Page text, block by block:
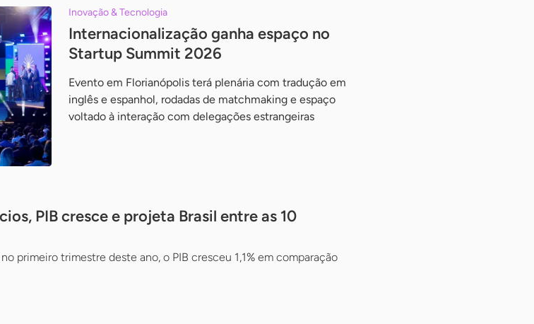
Inovação & Tecnologia
Internacionalização ganha espaço no
Startup Summit 2026
Evento em Florianópolis terá plenária com tradução em
inglês e espanhol, rodadas de matchmaking e espaço
voltado à interação com delegações estrangeiras
PIB cresce e projeta Brasil entre as 10
primeiro trimestre deste ano, o PIB cresceu 1,1% em comparação